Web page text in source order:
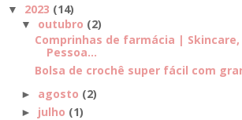
▼ 2023 (14)
▼ outubro (2)
Comprinhas de farmácia | Skincare,
Pessoa...
Bolsa de crochê super fácil com
► agosto (2)
► julho (1)